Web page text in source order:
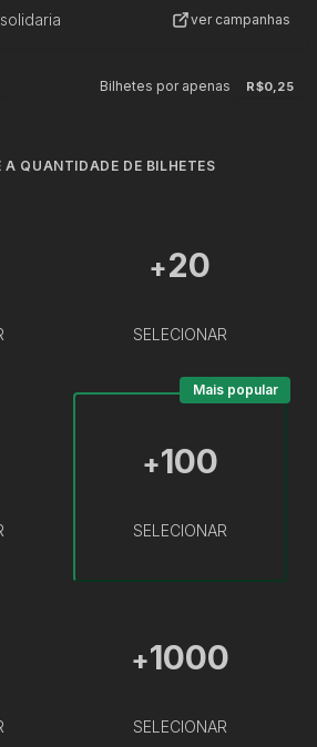
ver campanhas
Bilhetes por apenas R$0,25
A QUANTIDADE DE BILHETES
+20
SELECIONAR
+100
SELECIONAR
Mais popular
+1000
SELECIONAR